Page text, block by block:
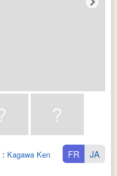
: Kagawa Ken FR JA